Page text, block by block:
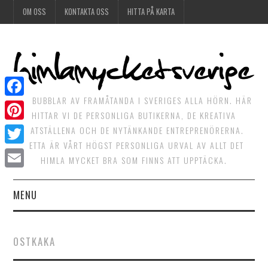
OM OSS KONTAKTA OSS HITTA PÅ KARTA
DET BUBBLAR AV FRAMÅTANDA I SVERIGES ALLA HÖRN. HÄR
HITTAR VI DE PERSONLIGA BUTIKERNA, DE KREATIVA
MATSTÄLLENA OCH DE NYTÄNKANDE ENTREPRENÖRERNA.
DETTA ÄR VÅRT HÖGST PERSONLIGA URVAL AV ALLT DET
HIMLA MYCKET BRA SOM FINNS ATT UPPTÄCKA.
MENU
HIMLAGRÖNT
OSTKAKA
Facebook
Pinterest
Twitter
Email